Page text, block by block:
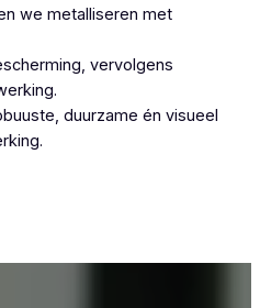
we metalliseren met
vervolgens
duurzame én visueel